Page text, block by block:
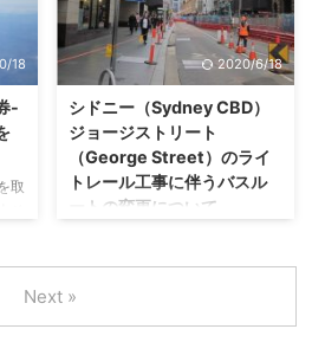
ガ
意
のが便利です。 レンタカー最安
値一括検索サイトを使うとお得で
簡単 私は今まで、何度となくオ
レンタカーを借りています。何を
予約するにも最安値を見つけるこ
とが私の趣味でもありますので、
その度に色々なサイトで料金を比
18
-
取
を
2020/6/18
シドニー（Sydney CBD）
ジョージストリート
（George Street）のライ
トレール工事に伴うバスル
ートの変更について
Line（L2）が開通しました。以
下の記事の内容は、開通以前の状
Next »